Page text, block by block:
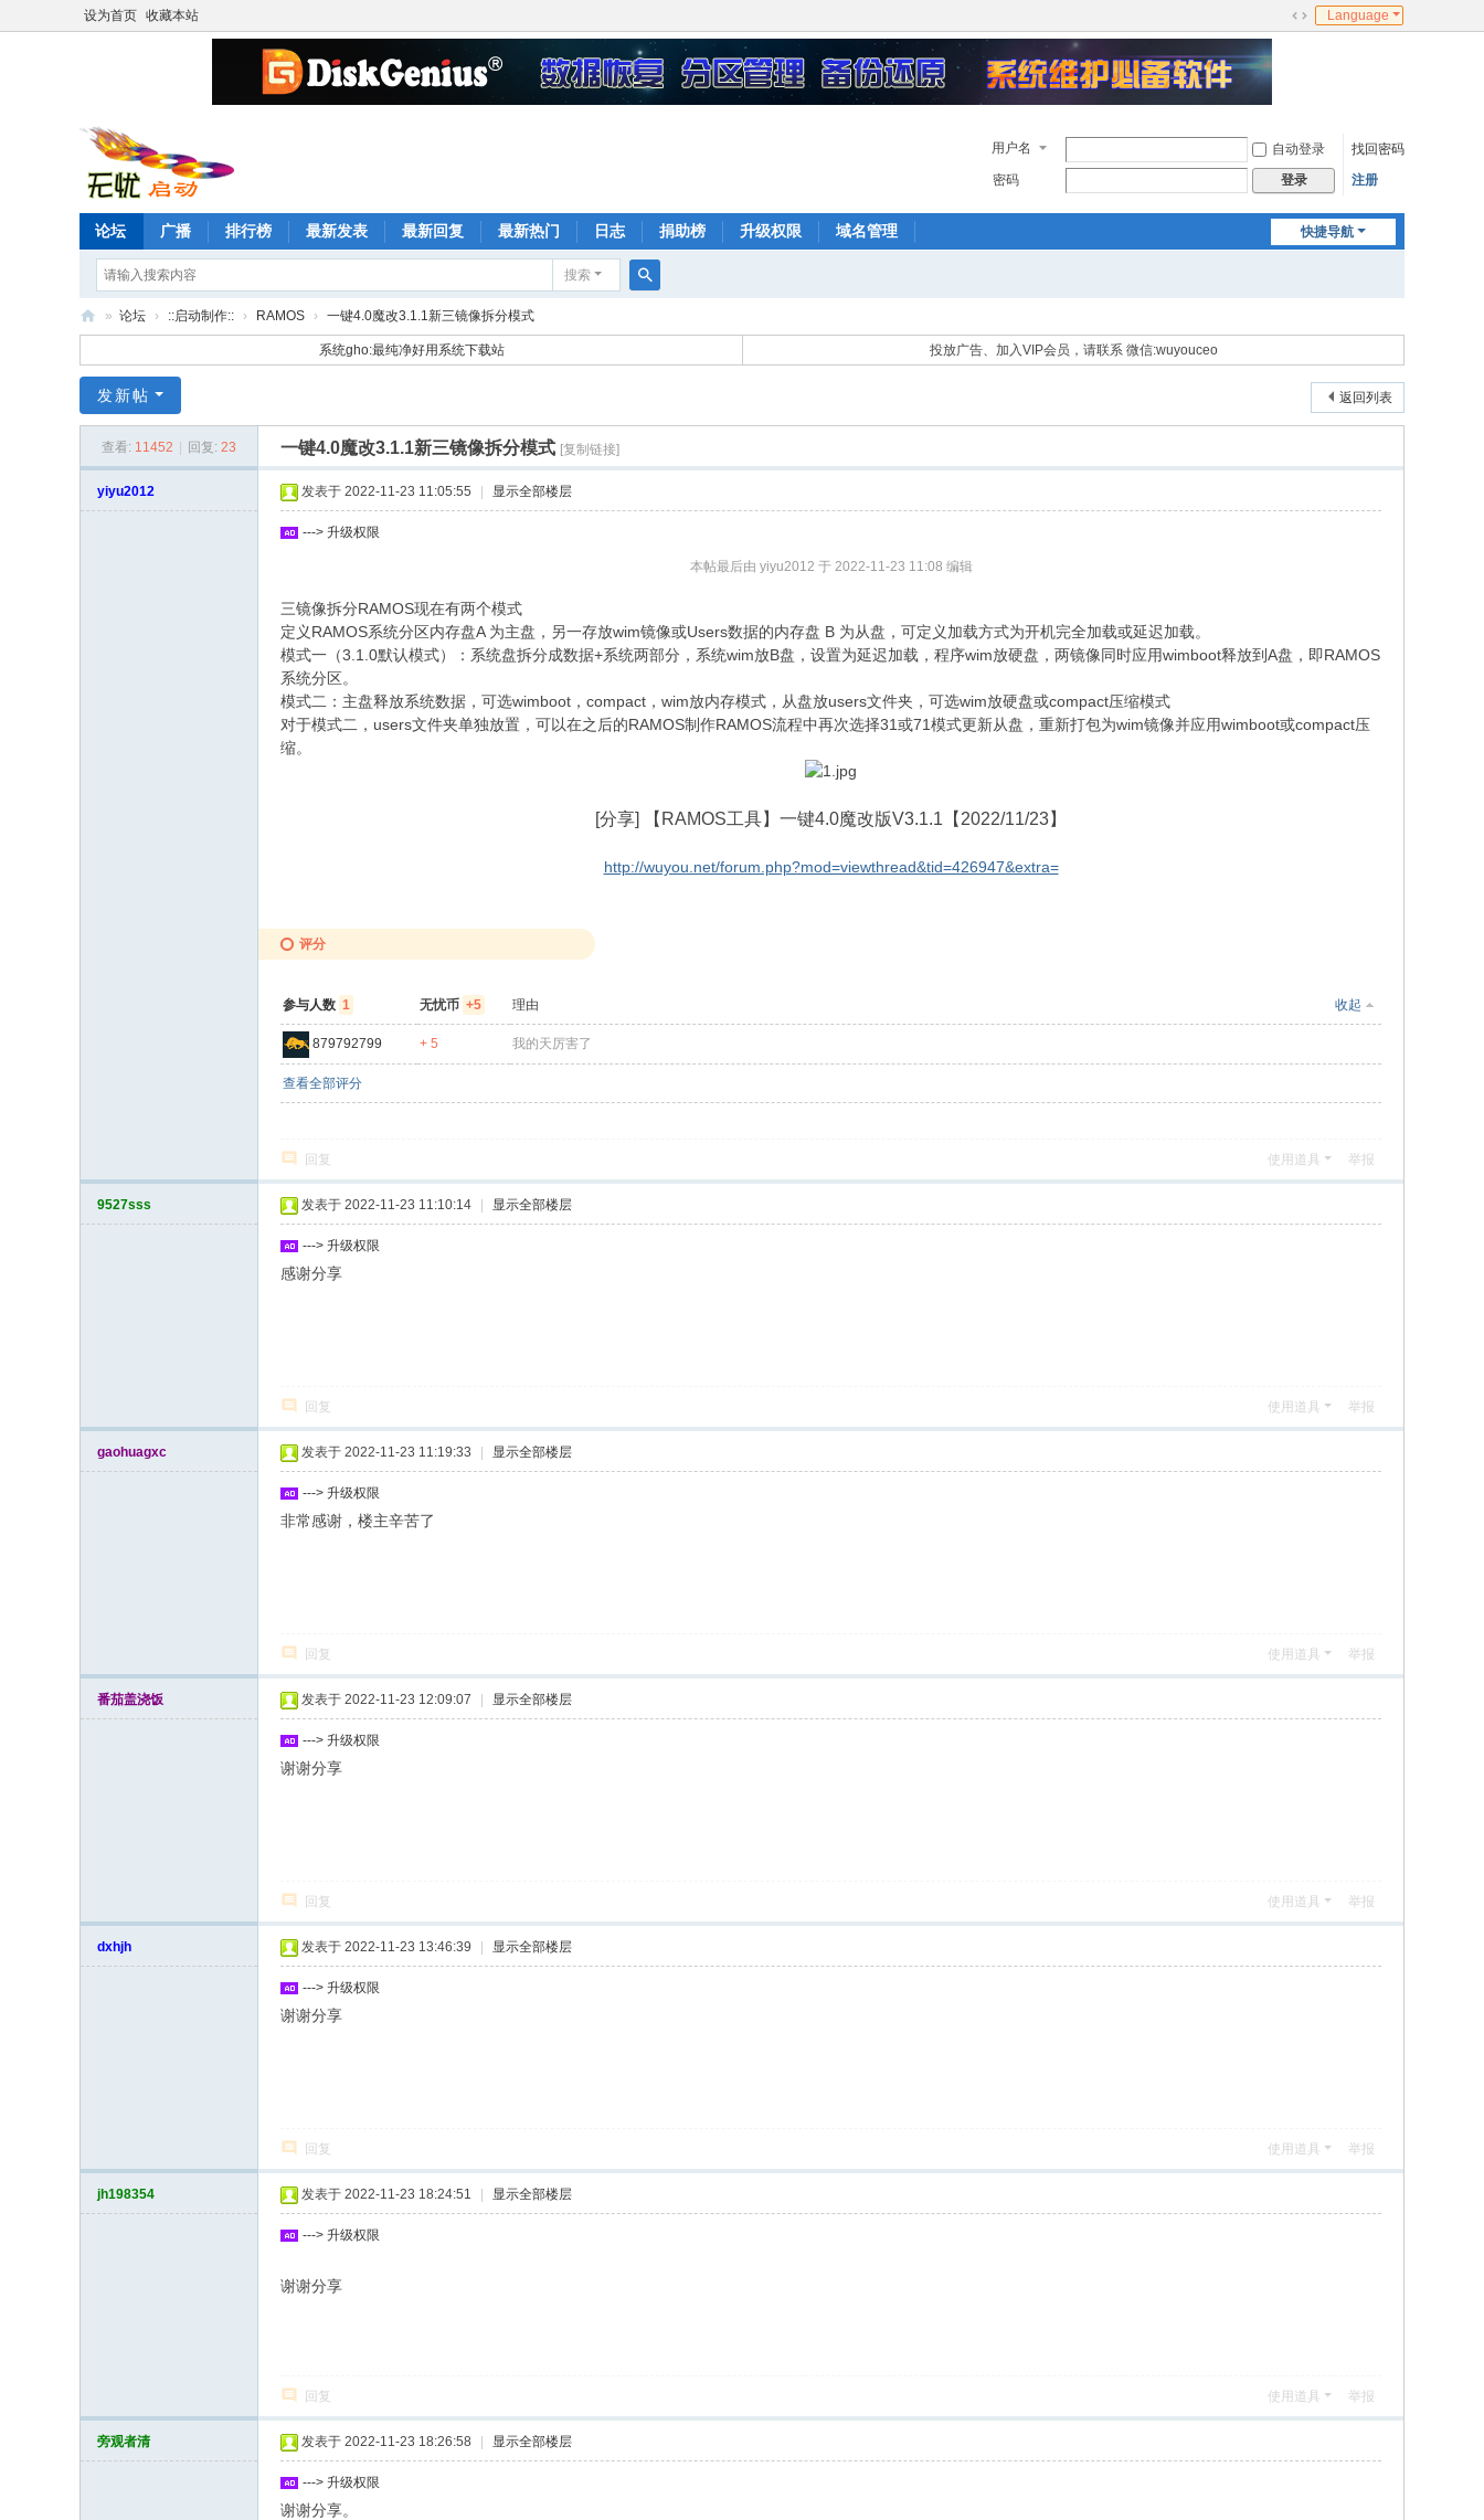
设为首页 收藏本站
切
Language
用户名 自动登录
找回密码
密码
登录 注册
快捷导航
论坛 广播 排行榜 最新发表 最新回复 最新热门 日志 捐助榜 升级权限 域名管理
搜索
索
忧
启
论
坛
» 论坛 › ::启动制作:: › RAMOS › 一键4.0魔改3.1.1新三镜像拆分模式
系统gho:最纯净好用系统下载站 投放广告、加入VIP会员，请联系 微信:wuyouceo
返回列表
发新帖
查看: 11452 回复: 23 一键4.0魔改3.1.1新三镜像拆分模式 [复制链接]
yiyu2012 发表于 2022-11-23 11:05:55 显示全部楼层
---> 升级权限
本帖最后由 yiyu2012 于 2022-11-23 11:08 编辑
三镜像拆分RAMOS现在有两个模式
定义RAMOS系统分区内存盘A 为主盘，另一存放wim镜像或Users数据的内存盘 B 为从盘，可定义加载方式为开机完全加载或延迟加载。
模式一（3.1.0默认模式）：系统盘拆分成数据+系统两部分，系统wim放B盘，设置为延迟加载，程序wim放硬盘，两镜像同时应用wimboot释放到A盘，即RAMOS
系统分区。
模式二：主盘释放系统数据，可选wimboot，compact，wim放内存模式，从盘放users文件夹，可选wim放硬盘或compact压缩模式
对于模式二，users文件夹单独放置，可以在之后的RAMOS制作RAMOS流程中再次选择31或71模式更新从盘，重新打包为wim镜像并应用wimboot或compact压
缩。
[分享] 【RAMOS工具】一键4.0魔改版V3.1.1【2022/11/23】
http://wuyou.net/forum.php?mod=viewthread&tid=426947&extra=
评分
参与人数 1 无忧币 +5 收起
理由
879792799 + 5 我的天厉害了
查看全部评分
回复 使用道具 举报
9527sss 发表于 2022-11-23 11:10:14 显示全部楼层
---> 升级权限
感谢分享
回复 使用道具 举报
gaohuagxc 发表于 2022-11-23 11:19:33 显示全部楼层
---> 升级权限
非常感谢，楼主辛苦了
回复 使用道具 举报
番茄盖浇饭 发表于 2022-11-23 12:09:07 显示全部楼层
---> 升级权限
谢谢分享
回复 使用道具 举报
dxhjh 发表于 2022-11-23 13:46:39 显示全部楼层
---> 升级权限
谢谢分享
回复 使用道具 举报
jh198354 发表于 2022-11-23 18:24:51 显示全部楼层
---> 升级权限
谢谢分享
回复 使用道具 举报
旁观者清 发表于 2022-11-23 18:26:58 显示全部楼层
---> 升级权限
谢谢分享。